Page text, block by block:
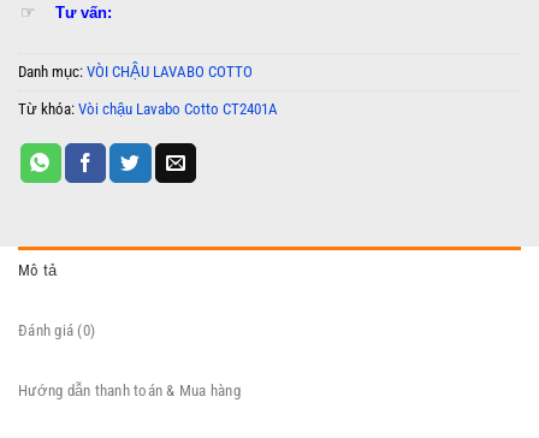
☞ Tư vấn:
Danh mục: VÒI CHẬU LAVABO COTTO
Từ khóa: Vòi chậu Lavabo Cotto CT2401A
Mô tả
Đánh giá (0)
Hướng dẫn thanh toán & Mua hàng